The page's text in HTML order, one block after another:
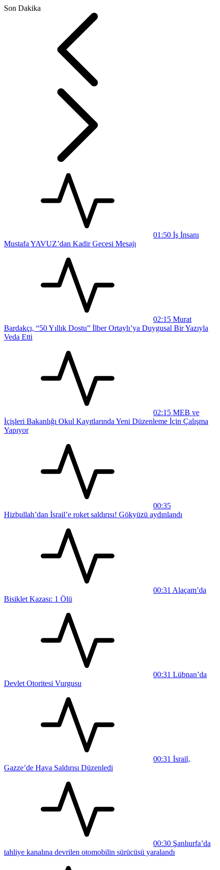
Son Dakika
01:50 İş İnsanı
Mustafa YAVUZ’dan Kadir Gecesi Mesajı
02:15 Murat
Bardakçı, “50 Yıllık Dostu” İlber Ortaylı’ya Duygusal Bir Yazıyla
Veda Etti
02:15 MEB ve
İçişleri Bakanlığı Okul Kayıtlarında Yeni Düzenleme İçin Çalışma
Yapıyor
00:35
Hizbullah’dan İsrail’e roket saldırısı! Gökyüzü aydınlandı
00:31 Alaçam’da
Bisiklet Kazası: 1 Ölü
00:31 Lübnan’da
Devlet Otoritesi Vurgusu
00:31 İsrail,
Gazze’de Hava Saldırısı Düzenledi
00:30 Şanlıurfa’da
tahliye kanalına devrilen otomobilin sürücüsü yaralandı